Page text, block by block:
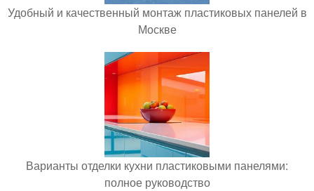
Удобный и качественный монтаж пластиковых панелей в
Москве
Варианты отделки кухни пластиковыми панелями:
полное руководство